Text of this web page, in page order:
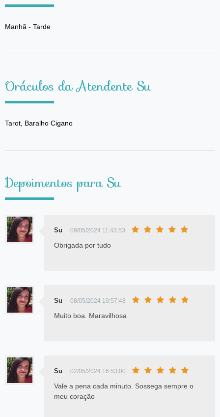
Manhã - Tarde
Oráculos da Atendente Su
Tarot, Baralho Cigano
Depoimentos para Su
Su 09/05/2024 11:43:53
Obrigada por tudo
Su 08/05/2024 10:57:48
Muito boa. Maravilhosa
Su 02/05/2024 16:53:00
Vale a pena cada minuto. Sossega sempre o
meu coração